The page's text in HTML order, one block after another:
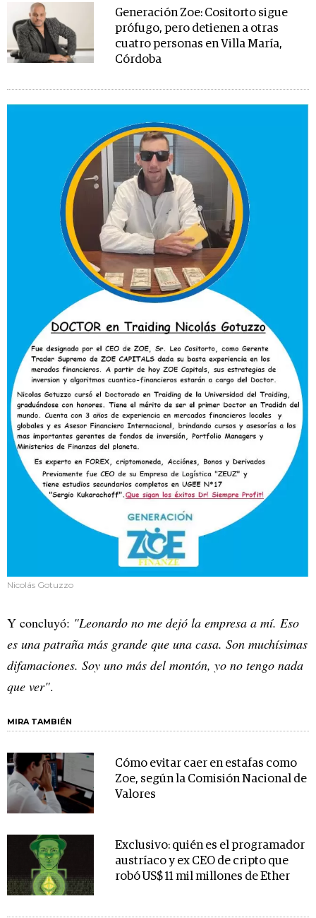
Generación Zoe: Cositorto sigue
prófugo, pero detienen a otras
cuatro personas en Villa María,
Córdoba
Nicolás Gotuzzo
Y concluyó: "Leonardo no me dejó la empresa a mí. Eso
es una patraña más grande que una casa. Son muchísimas
difamaciones. Soy uno más del montón, yo no tengo nada
que ver".
MIRA TAMBIÉN
Cómo evitar caer en estafas como
Zoe, según la Comisión Nacional de
Valores
Exclusivo: quién es el programador
austríaco y ex CEO de cripto que
robó US$ 11 mil millones de Ether